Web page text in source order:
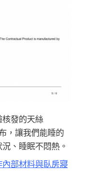
核發的天絲
，讓我們能睡的
、睡眠不悶熱。
部材料與臥房寢